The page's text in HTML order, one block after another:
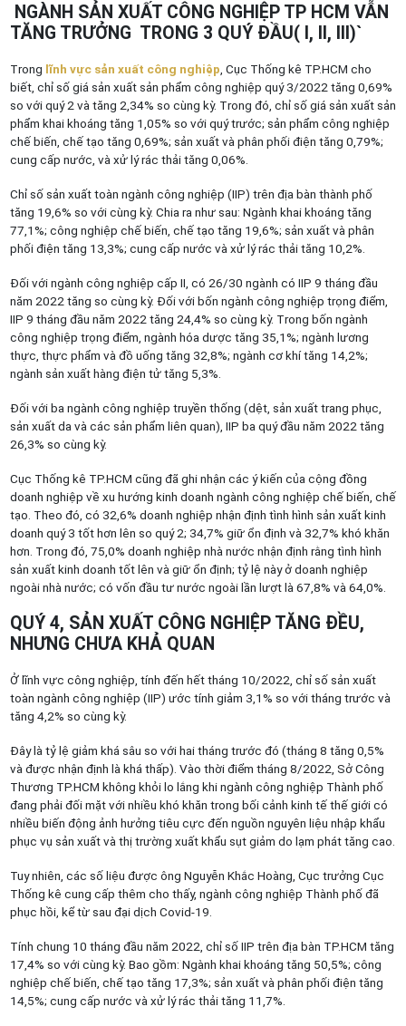
NGÀNH SẢN XUẤT CÔNG NGHIỆP TP HCM VẪN
TĂNG TRƯỞNG TRONG 3 QUÝ ĐẦU( I, II, III)`
Trong lĩnh vực sản xuất công nghiệp , Cục Thống kê TP.HCM cho
biết, chỉ số giá sản xuất sản phẩm công nghiệp quý 3/2022 tăng 0,69%
so với quý 2 và tăng 2,34% so cùng kỳ. Trong đó, chỉ số giá sản xuất sản
phẩm khai khoáng tăng 1,05% so với quý trước; sản phẩm công nghiệp
chế biến, chế tạo tăng 0,69%; sản xuất và phân phối điện tăng 0,79%;
cung cấp nước, và xử lý rác thải tăng 0,06%.
Chỉ số sản xuất toàn ngành công nghiệp (IIP) trên địa bàn thành phố
tăng 19,6% so với cùng kỳ. Chia ra như sau: Ngành khai khoáng tăng
77,1%; công nghiệp chế biến, chế tạo tăng 19,6%; sản xuất và phân
phối điện tăng 13,3%; cung cấp nước và xử lý rác thải tăng 10,2%.
Đối với ngành công nghiệp cấp II, có 26/30 ngành có IIP 9 tháng đầu
năm 2022 tăng so cùng kỳ. Đối với bốn ngành công nghiệp trọng điểm,
IIP 9 tháng đầu năm 2022 tăng 24,4% so cùng kỳ. Trong bốn ngành
công nghiệp trọng điểm, ngành hóa dược tăng 35,1%; ngành lương
thực, thực phẩm và đồ uống tăng 32,8%; ngành cơ khí tăng 14,2%;
ngành sản xuất hàng điện tử tăng 5,3%.
Đối với ba ngành công nghiệp truyền thống (dệt, sản xuất trang phục,
sản xuất da và các sản phẩm liên quan), IIP ba quý đầu năm 2022 tăng
26,3% so cùng kỳ.
Cục Thống kê TP.HCM cũng đã ghi nhận các ý kiến của cộng đồng
doanh nghiệp về xu hướng kinh doanh ngành công nghiệp chế biến, chế
tạo. Theo đó, có 32,6% doanh nghiệp nhận định tình hình sản xuất kinh
doanh quý 3 tốt hơn lên so quý 2; 34,7% giữ ổn định và 32,7% khó khăn
hơn. Trong đó, 75,0% doanh nghiệp nhà nước nhận định rằng tình hình
sản xuất kinh doanh tốt lên và giữ ổn định; tỷ lệ này ở doanh nghiệp
ngoài nhà nước; có vốn đầu tư nước ngoài lần lượt là 67,8% và 64,0%.
QUÝ 4, SẢN XUẤT CÔNG NGHIỆP TĂNG ĐỀU,
NHƯNG CHƯA KHẢ QUAN
Ở lĩnh vực công nghiệp, tính đến hết tháng 10/2022, chỉ số sản xuất
toàn ngành công nghiệp (IIP) ước tính giảm 3,1% so với tháng trước và
tăng 4,2% so cùng kỳ.
Đây là tỷ lệ giảm khá sâu so với hai tháng trước đó (tháng 8 tăng 0,5%
và được nhận định là khá thấp). Vào thời điểm tháng 8/2022, Sở Công
Thương TP.HCM không khỏi lo lắng khi ngành công nghiệp Thành phố
đang phải đối mặt với nhiều khó khăn trong bối cảnh kinh tế thế giới có
nhiều biến động ảnh hưởng tiêu cực đến nguồn nguyên liệu nhập khẩu
phục vụ sản xuất và thị trường xuất khẩu sụt giảm do lạm phát tăng cao.
Tuy nhiên, các số liệu được ông Nguyễn Khắc Hoàng, Cục trưởng Cục
Thống kê cung cấp thêm cho thấy, ngành công nghiệp Thành phố đã
phục hồi, kể từ sau đại dịch Covid-19.
Tính chung 10 tháng đầu năm 2022, chỉ số IIP trên địa bàn TP.HCM tăng
17,4% so với cùng kỳ. Bao gồm: Ngành khai khoáng tăng 50,5%; công
nghiệp chế biến, chế tạo tăng 17,3%; sản xuất và phân phối điện tăng
14,5%; cung cấp nước và xử lý rác thải tăng 11,7%.